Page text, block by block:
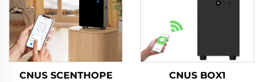
CNUS SCENTHOPE
CNUS BOX1